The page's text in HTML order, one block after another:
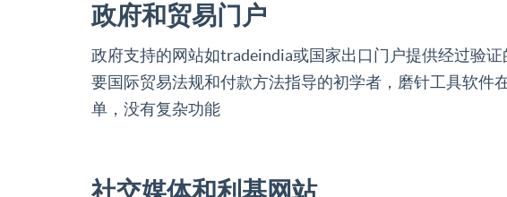
政府和贸易门户
政府支持的网站如tradeindia或国家出口门户提供经过验
要国际贸易法规和付款方法指导的初学者，磨针工具软
单，没有复杂功能
社交媒体和利基网站